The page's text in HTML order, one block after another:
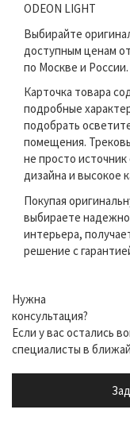
ODEON LIGHT
Выбирайте
доступным ценам
по Москве и России.
Карточка товара
подробные
подобрать
помещения.
не просто
дизайна и высокое
Покупая
выбираете
интерьера,
решение с
Нужна
консультация?
Если у вас остались
специалисты в